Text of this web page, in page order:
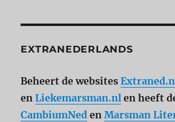
EXTRANEDERLANDS
Beheert de websites
enLiekemarsman.nl en heeft
CambiumNed enMarsman